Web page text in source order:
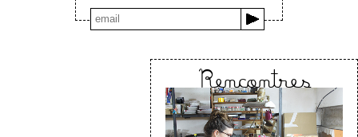
Rencontres